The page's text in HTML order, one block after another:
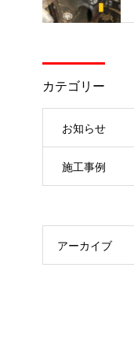
カテゴリー
お知らせ
施工事例
アーカイブ